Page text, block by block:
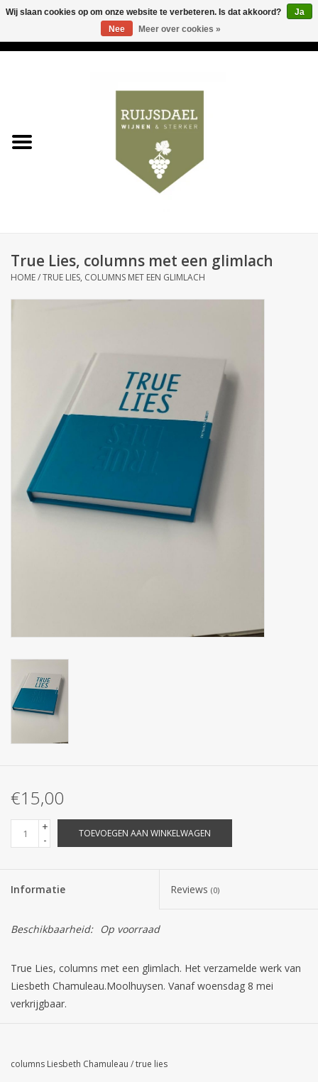
& sterker
Contact
True Lies, columns met een glimlach
HOME/TRUE LIES, COLUMNS MET EEN GLIMLACH
€15,00
+
-
TOEVOEGEN AAN WINKELWAGEN
Informatie Reviews (0)
Beschikbaarheid: Op voorraad
True Lies, columns met een glimlach. Het verzamelde werk van
Liesbeth Chamuleau.Moolhuysen. Vanaf woensdag 8 mei
verkrijgbaar.
columns Liesbeth Chamuleau /true lies
Wij slaan cookies op om onze website te verbeteren. Is dat akkoord?
Ja
Nee
Meer over cookies »